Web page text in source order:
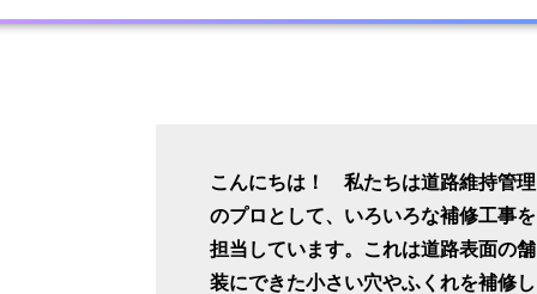
こんにちは！ 私たちは道路維持管理
のプロとして、いろいろな補修工事を
担当しています。これは道路表面の舗
装にできた小さい穴やふくれを補修し